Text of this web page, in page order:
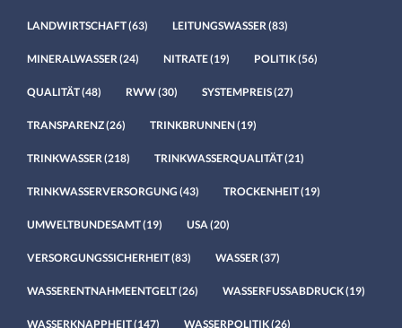
LANDWIRTSCHAFT(63) LEITUNGSWASSER (83)
MINERALWASSER (24) NITRATE(19) POLITIK(56)
QUALITÄT(48) RWW(30) SYSTEMPREIS(27)
TRANSPARENZ(26) TRINKBRUNNEN(19)
TRINKWASSER (218) TRINKWASSERQUALITÄT(21)
TRINKWASSERVERSORGUNG (43) TROCKENHEIT(19)
UMWELTBUNDESAMT(19) USA (20)
VERSORGUNGSSICHERHEIT(83) WASSER (37)
WASSERENTNAHMEENTGELT(26) WASSERFUSSABDRUCK(19)
WASSERKNAPPHEIT(147) WASSERPOLITIK(26)